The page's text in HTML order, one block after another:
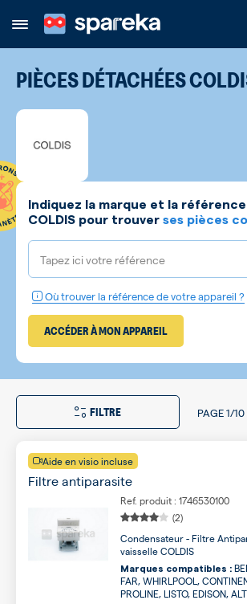
PIÈCES DÉTACHÉES
Indiquez la marque et la
COLDIS pour trouver ses pièces
Tapez ici votre référence
Où trouver la référence de votre appareil ?
ACCÉDER À MON APPAREIL
FILTRE PAGE 1/10
Aide en visio incluse
Filtre antiparasite
Ref. produit : 1746530100
(2)
Condensateur - Filtre
vaisselle COLDIS
Marques compatibles :
FAR, WHIRLPOOL,
PROLINE, LISTO, EDISON,